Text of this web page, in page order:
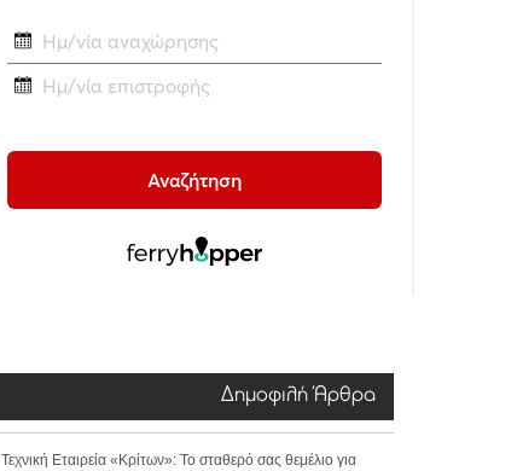
Δημοφιλή Άρθρα
Τεχνική Εταιρεία «Κρίτων»: Το σταθερό σας θεμέλιο για